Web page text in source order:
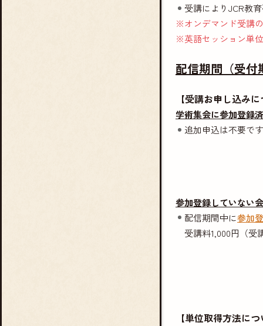
受講によりJCR教
※オンデマンド受講
※英語セッション単
配信期間（受付
【受講お申し込み
学術集会に参加登録
追加申込は不要で
参加登録していない
配信期間中に参加
受講料1,000円（受
【単位取得方法に